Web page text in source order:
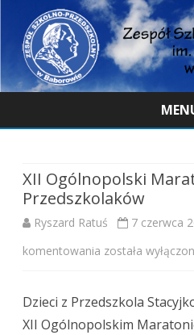
XII Ogólnopolski
Przedszkolaków
Ryszard Ratuś 7 czerwca
komentowania XII
Maraton
została
Dzieci z Przedszkola
XII Ogólnopolskim